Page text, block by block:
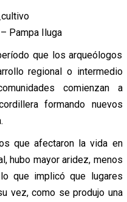
Pampa Iluga
que los arqueólogos
regional o intermedio
comienzan a
formando nuevos
que afectaron la vida en
hubo mayor aridez, menos
que implicó que lugares
vez, como se produjo una